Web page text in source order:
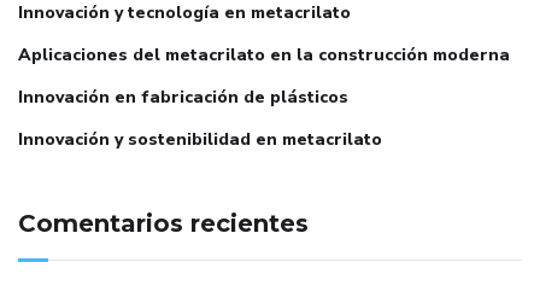
Innovación y tecnología en metacrilato
Aplicaciones del metacrilato en la construcción moderna
Innovación en fabricación de plásticos
Innovación y sostenibilidad en metacrilato
Comentarios recientes